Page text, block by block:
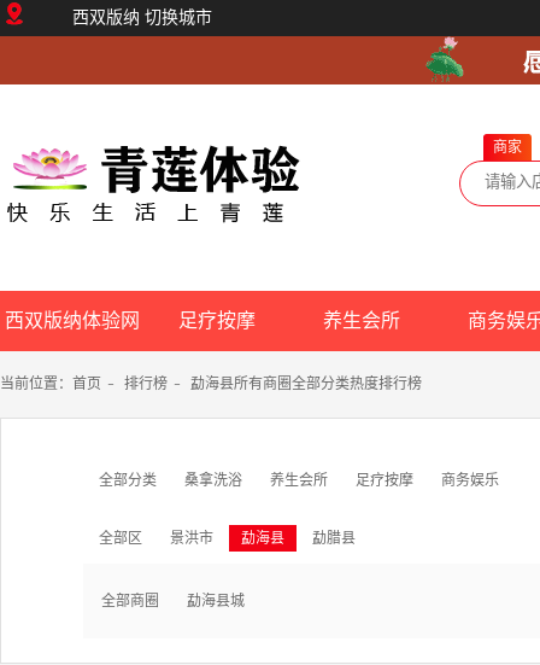
西双版纳 切换城市
商家
西双版纳体验网 足疗按摩 养生会所 商务娱
当前位置： 首页 - 排行榜 - 勐海县所有商圈全部分类热度排行榜
全部分类 桑拿洗浴 养生会所 足疗按摩 商务娱乐
全部区 景洪市 勐海县 勐腊县
全部商圈 勐海县城